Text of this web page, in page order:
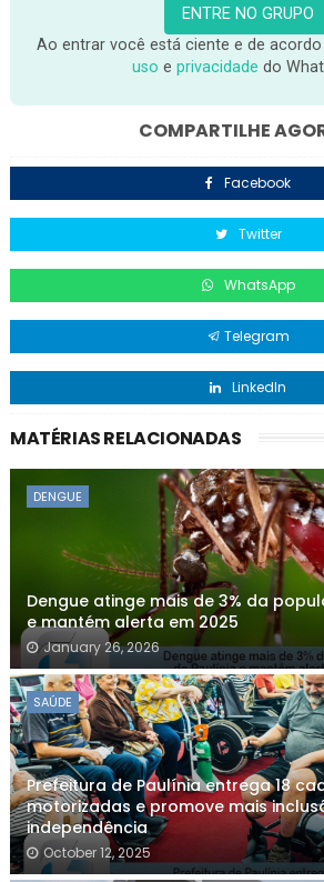
ENTRE NO GRUPO
Ao entrar você está ciente e de
uso eprivacidade do
COMPARTILHE
Facebook
Twitter
WhatsApp
Telegram
LinkedIn
MATÉRIAS RELACIONADAS
DENGUE
Dengue atinge mais de 3% da
e mantém alerta em 2025
January 26, 2026
SAÚDE
Prefeitura de Paulínia entrega 18
motorizadas e promove mais
independência
October 12, 2025